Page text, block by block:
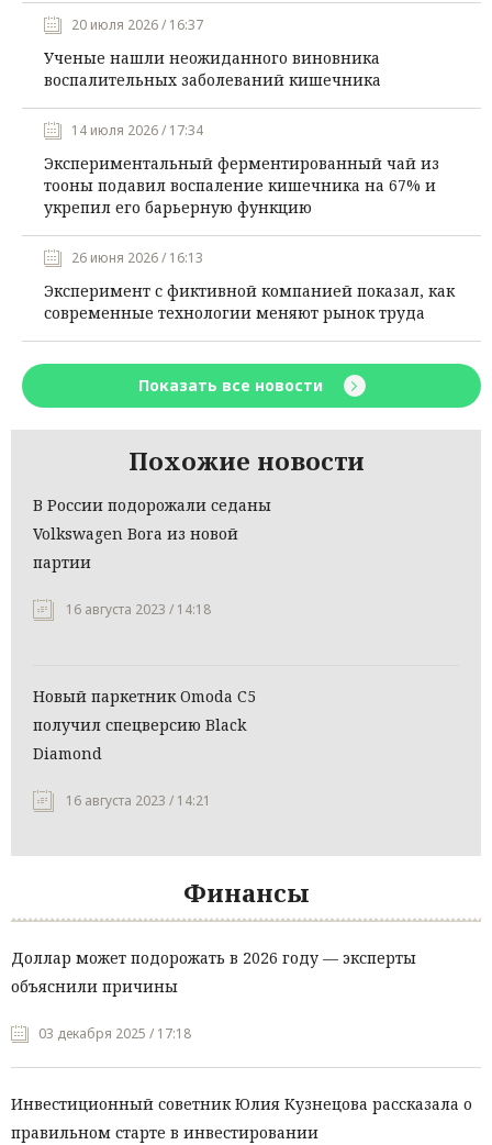
20 июля 2026 / 16:37
Ученые нашли неожиданного виновника
воспалительных заболеваний кишечника
14 июля 2026 / 17:34
Экспериментальный ферментированный чай из
тооны подавил воспаление кишечника на 67% и
укрепил его барьерную функцию
26 июня 2026 / 16:13
Эксперимент с фиктивной компанией показал, как
современные технологии меняют рынок труда
Показать все новости
Похожие новости
В России подорожали седаны
Volkswagen Bora из новой
партии
16 августа 2023 / 14:18
Новый паркетник Omoda C5
получил спецверсию Black
Diamond
16 августа 2023 / 14:21
Финансы
Доллар может подорожать в 2026 году — эксперты
объяснили причины
03 декабря 2025 / 17:18
Инвестиционный советник Юлия Кузнецова рассказала о
правильном старте в инвестировании